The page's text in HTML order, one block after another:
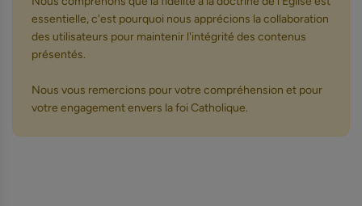
essentielle, c'est pourquoi nous apprécions la collaboration
des utilisateurs pour maintenir l'intégrité des contenus
présentés.
Nous vous remercions pour votre compréhension et pour
votre engagement envers la foi Catholique.